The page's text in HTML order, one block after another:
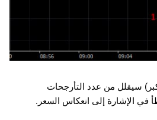
سيقلل من عدد التأرجحات
في الإشارة إلى انعكاس السعر.